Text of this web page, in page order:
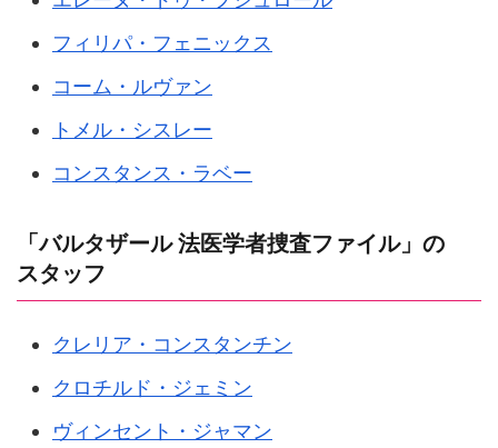
フィリパ・フェニックス
コーム・ルヴァン
トメル・シスレー
コンスタンス・ラベー
「バルタザール 法医学者捜査ファイル」の
スタッフ
クレリア・コンスタンチン
クロチルド・ジェミン
ヴィンセント・ジャマン